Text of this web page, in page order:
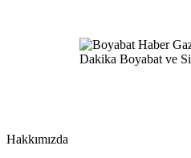
Hakkımızda